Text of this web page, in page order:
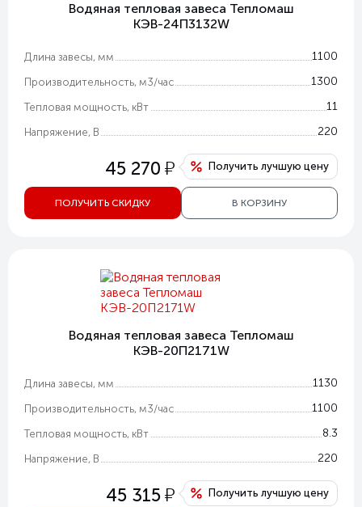
Водяная тепловая завеса Тепломаш
КЭВ-24П3132W
Длина завесы, мм 1100
Производительность, м3/час 1300
Тепловая мощность, кВт 11
Напряжение, В 220
45 270 у Получить лучшую цену
ПОЛУЧИТЬ СКИДКУ В КОРЗИНУ
Водяная тепловая завеса Тепломаш
КЭВ-20П2171W
Длина завесы, мм 1130
Производительность, м3/час 1100
Тепловая мощность, кВт 8.3
Напряжение, В 220
45 315у Получить лучшую цену